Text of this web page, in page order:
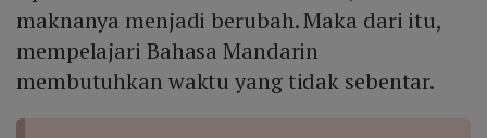
maknanya menjadi berubah. Maka dari itu,
mempelajari Bahasa Mandarin
membutuhkan waktu yang tidak sebentar.